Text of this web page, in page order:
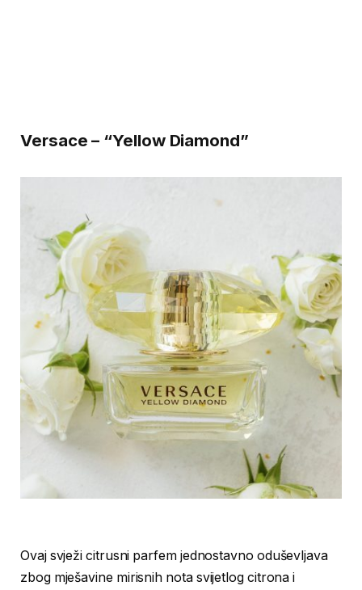
Versace – “Yellow Diamond”
Ovaj svježi citrusni parfem jednostavno oduševljava
zbog mješavine mirisnih nota svijetlog citrona i